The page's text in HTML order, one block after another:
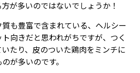
が多いのではないでしょうか！
も豊富で含まれている、ヘルシー
向きだと思われがちですが、つく
たり、皮のついた鶏肉をミンチに
が多いのです。